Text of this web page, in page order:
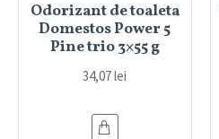
Odorizant de toaleta
Domestos Power 5
Pine trio 3×55 g
34,07 lei